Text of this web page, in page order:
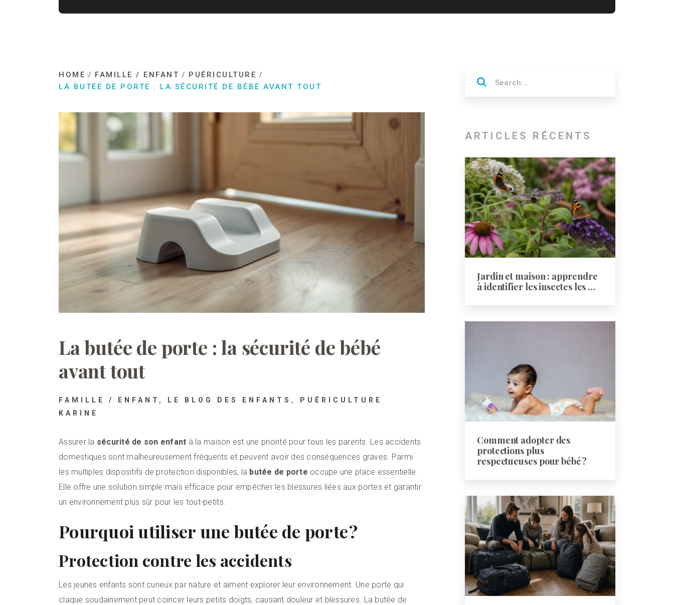
HOME FAMILLE / ENFANT
PUÉRICULTURE
LA BUTÉE DE PORTE : LA SÉCURITÉ DE BÉBÉ AVANT TOUT
La butée de porte : la sécurité de bébé
avant tout
FAMILLE / ENFANT , LE BLOG DES ENFANTS ,
PUÉRICULTURE
KARINE
Assurer la sécurité de son enfant à la maison est une priorité pour tous les parents. Les accidents
domestiques sont malheureusement fréquents et peuvent avoir des conséquences graves. Parmi
les multiples dispositifs de protection disponibles, la butée de porte occupe une place essentielle.
Elle offre une solution simple mais efficace pour empêcher les blessures liées aux portes et garantir
un environnement plus sûr pour les tout-petits.
Pourquoi utiliser une butée de porte ?
Protection contre les accidents
Les jeunes enfants sont curieux par nature et aiment explorer leur environnement. Une porte qui
claque soudainement peut coincer leurs petits doigts, causant douleur et blessures. La butée de
ARTICLES RÉCENTS
Jardin et maison : apprendre
à identifier les insectes les …
Comment adopter des
protections plus
respectueuses pour bébé ?